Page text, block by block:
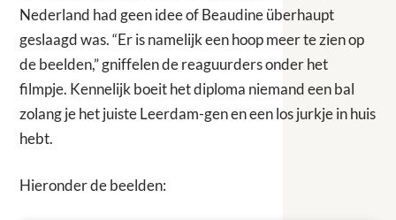
Nederland had geen idee of Beaudine überhaupt
geslaagd was. “Er is namelijk een hoop meer te zien op
de beelden,” gniffelen de reaguurders onder het
filmpje. Kennelijk boeit het diploma niemand een bal
zolang je het juiste Leerdam-gen en een los jurkje in huis
hebt.
Hieronder de beelden: